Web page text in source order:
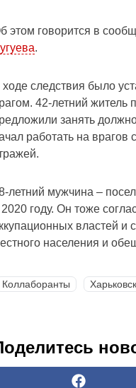
этом говорится в
.
ходе следствия было
42-летний житель
занять
работать на
летний мужчина –
2020 году. Он тоже
властей и
населения и
Коллаборанты